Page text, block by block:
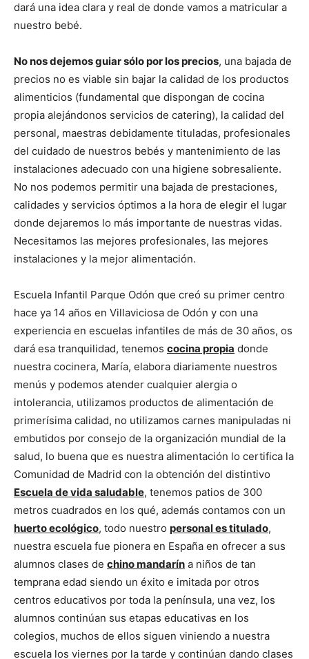
dará una idea clara y real de donde vamos a matricular a
nuestro bebé.
No nos dejemos guiar sólo por los precios, una bajada de
precios no es viable sin bajar la calidad de los productos
alimenticios (fundamental que dispongan de cocina
propia alejándonos servicios de catering), la calidad del
personal, maestras debidamente tituladas, profesionales
del cuidado de nuestros bebés y mantenimiento de las
instalaciones adecuado con una higiene sobresaliente.
No nos podemos permitir una bajada de prestaciones,
calidades y servicios óptimos a la hora de elegir el lugar
donde dejaremos lo más importante de nuestras vidas.
Necesitamos las mejores profesionales, las mejores
instalaciones y la mejor alimentación.
Escuela Infantil Parque Odón que creó su primer centro
hace ya 14 años en Villaviciosa de Odón y con una
experiencia en escuelas infantiles de más de 30 años, os
dará esa tranquilidad, tenemos cocina propia donde
nuestra cocinera, María, elabora diariamente nuestros
menús y podemos atender cualquier alergia o
intolerancia, utilizamos productos de alimentación de
primerísima calidad, no utilizamos carnes manipuladas ni
embutidos por consejo de la organización mundial de la
salud, lo buena que es nuestra alimentación lo certifica la
Comunidad de Madrid con la obtención del distintivo
Escuela de vida saludable, tenemos patios de 300
metros cuadrados en los qué, además contamos con un
huerto ecológico, todo nuestro personal es titulado,
nuestra escuela fue pionera en España en ofrecer a sus
alumnos clases de chino mandarín a niños de tan
temprana edad siendo un éxito e imitada por otros
centros educativos por toda la península, una vez, los
alumnos continúan sus etapas educativas en los
colegios, muchos de ellos siguen viniendo a nuestra
escuela los viernes por la tarde y continúan dando clases